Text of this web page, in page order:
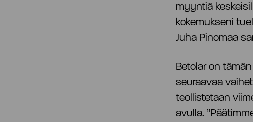
myyntiä
kokemukseni
Juha Pinomaa
Betolar on
seuraavaa
teollistetaan
avulla.